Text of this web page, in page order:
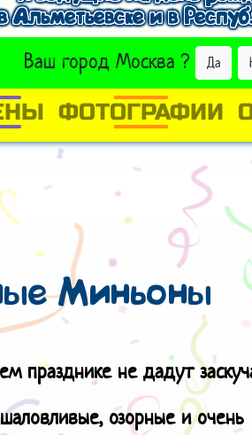
Альметьевске и в
Ваш город Москва ? Да
ВЫБРАТЬ ДРУГОЙ
ФОТОГРАФИИ
Миньоны
празднике не дадут
озорные и очень